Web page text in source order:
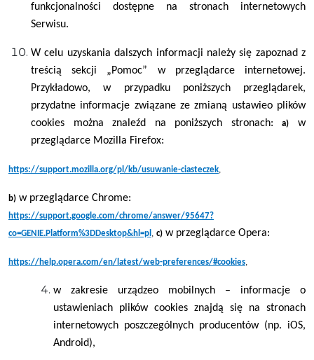
funkcjonalności dostępne na stronach internetowych
Serwisu.
W celu uzyskania dalszych informacji należy się zapoznad z
treścią sekcji „Pomoc” w przeglądarce internetowej.
Przykładowo, w przypadku poniższych przeglądarek,
przydatne informacje związane ze zmianą ustawieo plików
cookies można znaleźd na poniższych stronach:a)
w
przeglądarce Mozilla Firefox:
https://support.mozilla.org/pl/kb/usuwanie-ciasteczek,
b) w przeglądarce Chrome:
https://support.google.com/chrome/answer/95647?
co=GENIE.Platform%3DDesktop&hl=pl , c) w przeglądarce Opera:
https://help.opera.com/en/latest/web-preferences/#cookies,
w zakresie urządzeo mobilnych – informacje o
ustawieniach plików cookies znajdą się na stronach
internetowych poszczególnych producentów (np. iOS,
Android),